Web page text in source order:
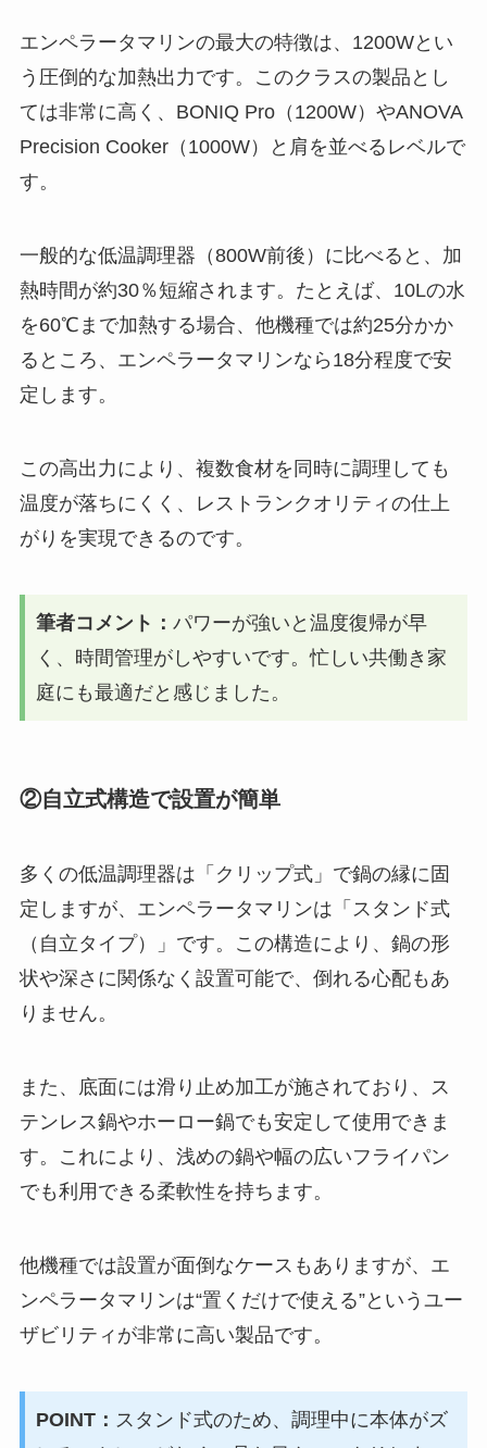
エンペラータマリンの最大の特徴は、1200Wとい
う圧倒的な加熱出力です。このクラスの製品とし
ては非常に高く、BONIQ Pro（1200W）やANOVA
Precision Cooker（1000W）と肩を並べるレベルで
す。
一般的な低温調理器（800W前後）に比べると、加
熱時間が約30％短縮されます。たとえば、10Lの水
を60℃まで加熱する場合、他機種では約25分かか
るところ、エンペラータマリンなら18分程度で安
定します。
この高出力により、複数食材を同時に調理しても
温度が落ちにくく、レストランクオリティの仕上
がりを実現できるのです。
筆者コメント： パワーが強いと温度復帰が早
く、時間管理がしやすいです。忙しい共働き家
庭にも最適だと感じました。
②自立式構造で設置が簡単
多くの低温調理器は「クリップ式」で鍋の縁に固
定しますが、エンペラータマリンは「スタンド式
（自立タイプ）」です。この構造により、鍋の形
状や深さに関係なく設置可能で、倒れる心配もあ
りません。
また、底面には滑り止め加工が施されており、ス
テンレス鍋やホーロー鍋でも安定して使用できま
す。これにより、浅めの鍋や幅の広いフライパン
でも利用できる柔軟性を持ちます。
他機種では設置が面倒なケースもありますが、エ
ンペラータマリンは“置くだけで使える”というユー
ザビリティが非常に高い製品です。
POINT： スタンド式のため、調理中に本体がズ